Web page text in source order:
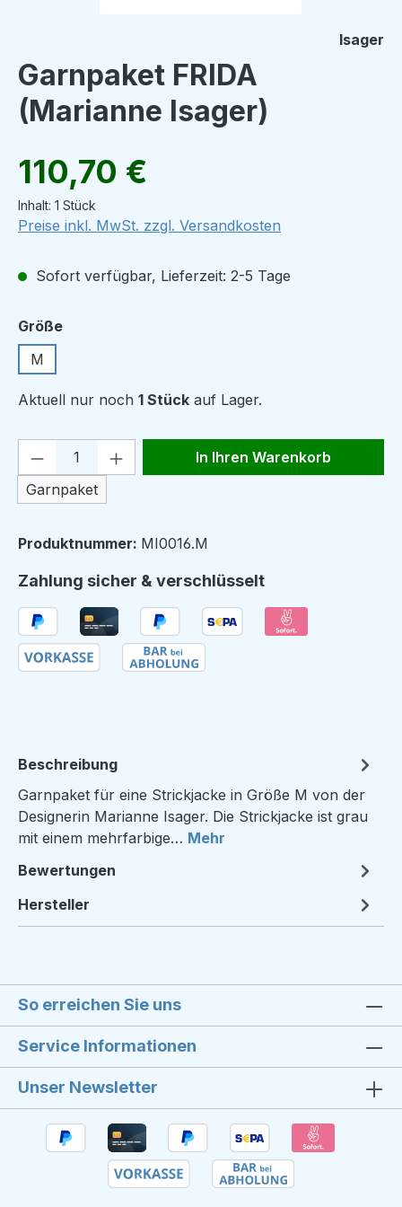
Isager
Garnpaket FRIDA
(Marianne Isager)
Regulärer Preis:
110,70 €
Inhalt: 1 Stück
Preise inkl. MwSt. zzgl. Versandkosten
Sofort verfügbar, Lieferzeit: 2-5 Tage
Größeauswählen
M
Aktuell nur noch 1 Stück auf Lager.
Produkt Anzahl: Gib den
Garnpaket
In Ihren Warenkorb
Produktnummer: MI0016.M
Zahlung sicher & verschlüsselt
Beschreibung
Garnpaket für eine Strickjacke in Größe M von der
Designerin Marianne Isager. Die Strickjacke ist grau
mit einem mehrfarbige… Mehr
Bewertungen
Hersteller
So erreichen Sie uns
Service Informationen
Unser Newsletter